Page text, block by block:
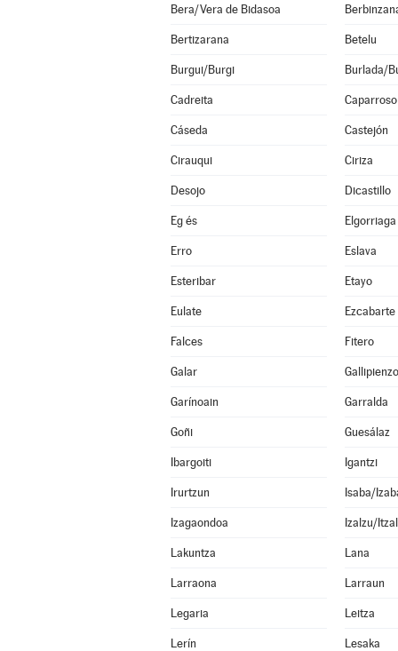
Bera/Vera de Bidasoa
Bertizarana Betelu
Burgui/Burgi Burlada/
Cadreita Caparroso
Cáseda Castejón
Cirauqui Ciriza
Desojo Dicastillo
Eg és Elgorriaga
Erro Eslava
Esteribar Etayo
Eulate Ezcabarte
Falces Fitero
Galar Gallipienzo
Garínoain Garralda
Goñi Guesálaz
Ibargoiti Igantzi
Irurtzun Isaba/
Izagaondoa Izalzu/
Lakuntza Lana
Larraona Larraun
Legaria Leitza
Lerín Lesaka